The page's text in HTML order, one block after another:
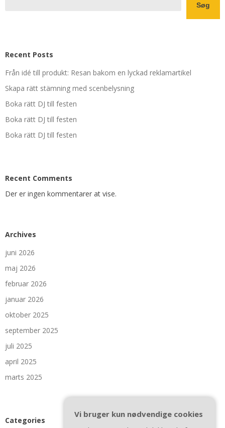
Søg
Recent Posts
Från idé till produkt: Resan bakom en lyckad reklamartikel
Skapa rätt stämning med scenbelysning
Boka rätt DJ till festen
Boka rätt DJ till festen
Boka rätt DJ till festen
Recent Comments
Der er ingen kommentarer at vise.
Archives
juni 2026
maj 2026
februar 2026
januar 2026
oktober 2025
september 2025
juli 2025
april 2025
marts 2025
Categories
Vi bruger kun nødvendige cookies